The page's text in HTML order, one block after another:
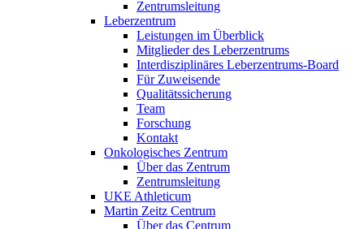
Zentrumsleitung
Leberzentrum
Leistungen im Überblick
Mitglieder des Leberzentrums
Interdisziplinäres Leberzentrums-Board
Für Zuweisende
Qualitätssicherung
Team
Forschung
Kontakt
Onkologisches Zentrum
Über das Zentrum
Zentrumsleitung
UKE Athleticum
Martin Zeitz Centrum
Über das Centrum